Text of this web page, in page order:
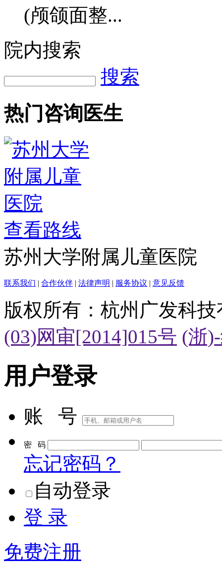
(颅颌面整...
院内搜索
搜索
热门咨询医生
查看路线
苏州大学附属儿童医院
联系我们 | 合作伙伴 | 法律声明 | 服务协议 | 意见反馈
版权所有：杭州广发科
(03)网审[2014]015号 (浙
用户登录
账 号
密 码
忘记密码？
自动登录
登 录
免费注册